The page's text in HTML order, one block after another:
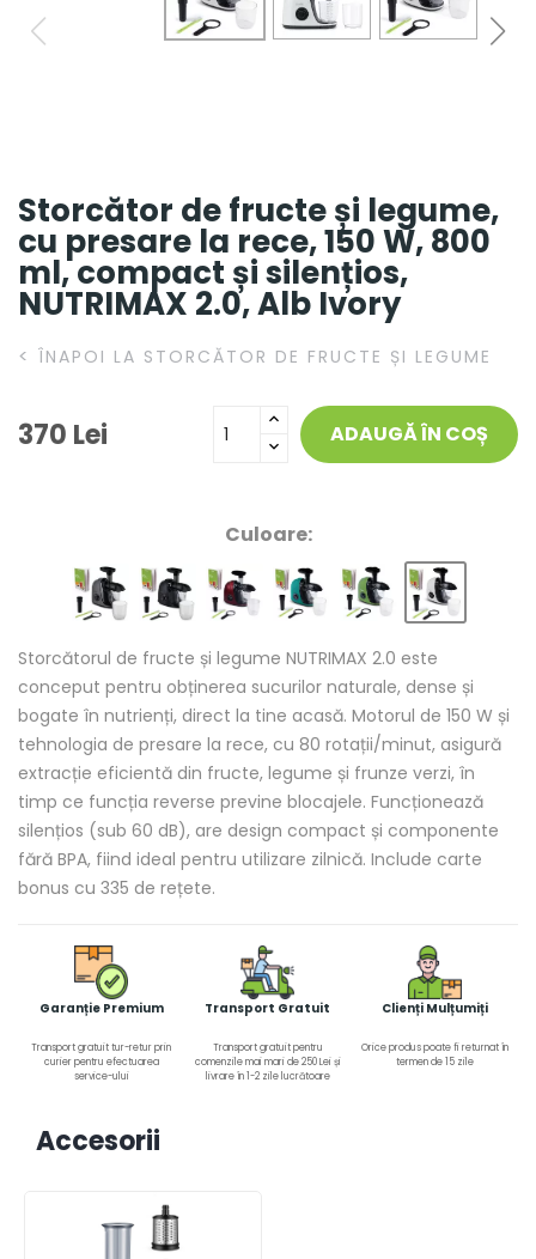
Storcător de fructe și legume,
cu presare la rece, 150 W, 800
ml, compact și silențios,
NUTRIMAX 2.0, Alb Ivory
< ÎNAPOI LA STORCĂTOR DE FRUCTE ȘI LEGUME
370 Lei ADAUGĂ ÎN COȘ
Culoare:
Storcătorul de fructe și legume NUTRIMAX 2.0 este
conceput pentru obținerea sucurilor naturale, dense și
bogate în nutrienți, direct la tine acasă. Motorul de 150 W și
tehnologia de presare la rece, cu 80 rotații/minut, asigură
extracție eficientă din fructe, legume și frunze verzi, în
timp ce funcția reverse previne blocajele. Funcționează
silențios (sub 60 dB), are design compact și componente
fără BPA, fiind ideal pentru utilizare zilnică. Include carte
bonus cu 335 de rețete.
Garanție Premium
Transport gratuit tur-retur prin
curier pentru efectuarea
service-ului
Transport Gratuit
Transport gratuit pentru
comenzile mai mari de 250 Lei și
livrare în 1-2 zile lucrătoare
Clienți Mulțumiți
Orice produs poate fi returnat în
termen de 15 zile
Accesorii